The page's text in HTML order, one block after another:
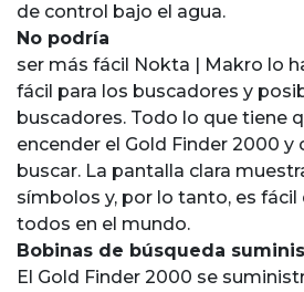
de control bajo el agua.
No podría
ser más fácil Nokta | Makro lo
fácil para los buscadores y
buscadores. Todo lo que tiene
encender el Gold Finder 2000 y
buscar. La pantalla clara
símbolos y, por lo tanto, es fácil
todos en el mundo.
Bobinas de búsqueda
El Gold Finder 2000 se